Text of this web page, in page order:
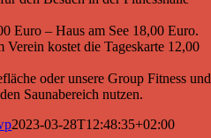
Euro – Haus am See 18,00 Euro.
kostet die Tageskarte 12,00
oder unsere Group Fitness und
Saunabereich nutzen.
2023-03-28T12:48:35+02:00